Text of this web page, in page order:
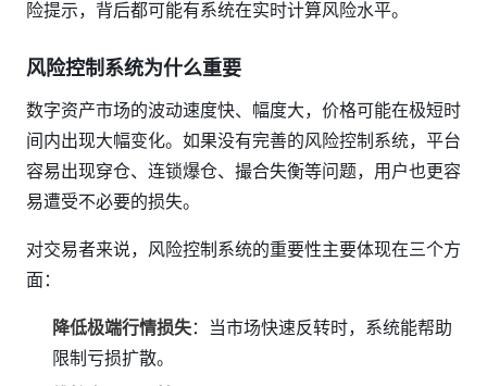
险提示，背后都可能有系统在实时计算风险水平。
风险控制系统为什么重要
数字资产市场的波动速度快、幅度大，价格可能在极短时
间内出现大幅变化。如果没有完善的风险控制系统，平台
容易出现穿仓、连锁爆仓、撮合失衡等问题，用户也更容
易遭受不必要的损失。
对交易者来说，风险控制系统的重要性主要体现在三个方
面：
降低极端行情损失：当市场快速反转时，系统能帮助
限制亏损扩散。